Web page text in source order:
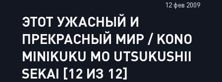
12 фев 2009
ЭТОТ УЖАСНЫЙ И
ПРЕКРАСНЫЙ МИР / KONO
MINIKUKU MO UTSUKUSHII
SEKAI [12 ИЗ 12]